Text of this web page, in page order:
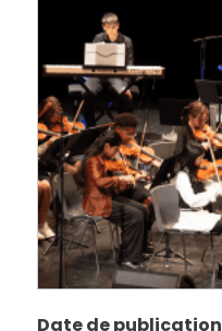
Date de publication